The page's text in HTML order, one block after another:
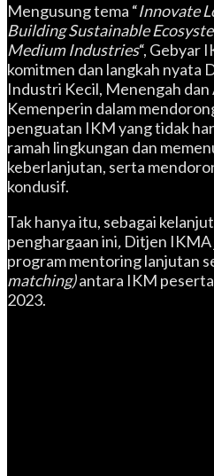
Mengusung tema “Innovate
Building Sustainable
Medium Industries“, Gebyar
komitmen dan langkah nyata
Industri Kecil, Menengah
Kemenperin dalam
penguatan IKM yang tidak
ramah lingkungan dan
keberlanjutan, serta
kondusif.
Tak hanya itu, sebagai
penghargaan ini, Ditjen IKMA
program mentoring lanjutan
matching)antara IKM peserta
2023.